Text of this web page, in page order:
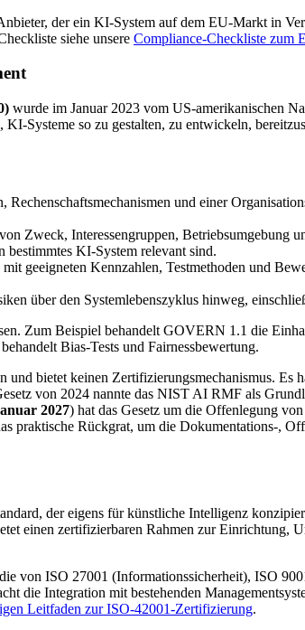
der ein KI-System auf dem EU-Markt in
siehe unsere Compliance-Checkliste zum
wurde im Januar 2023 vom US-amerikanischen
Systeme so zu gestalten, zu entwickeln,
und einer
Zweck, Interessengruppen, Betriebsumgebung
KI-System relevant sind.
geeigneten Kennzahlen, Testmethoden und
über den Systemlebenszyklus hinweg,
Zum Beispiel behandelt GOVERN 1.1 die
Bias-Tests und Fairnessbewertung.
und bietet keinen Zertifizierungsmechanismus.
von 2024 nannte das NIST AI RMF als
2027) hat das Gesetz um die Offenlegung
Rückgrat, um die Dokumentations-,
der eigens für künstliche Intelligenz
einen zertifizierbaren Rahmen zur Einrichtung,
von ISO 27001 (Informationssicherheit), ISO
die Integration mit bestehenden
Leitfaden zur ISO-42001-Zertifizierung.